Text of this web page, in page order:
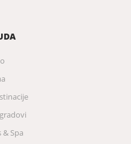
& Spa